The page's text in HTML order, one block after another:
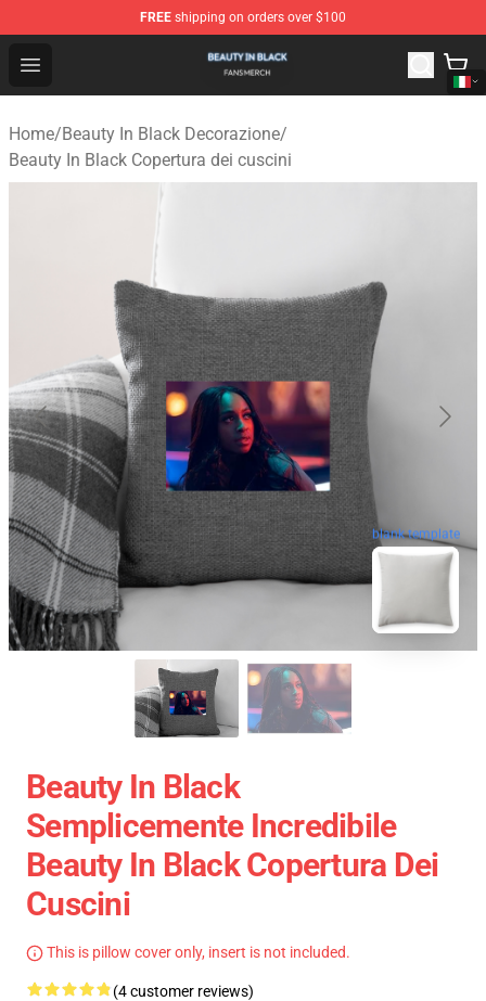
FREE shipping on orders over $100
Open menu
Beauty In Black Shop - Official Beauty In Black
Home/Beauty In Black Decorazione/
Beauty In Black Copertura dei cuscini
blank template
Beauty In Black
Semplicemente Incredibile
Beauty In Black Copertura Dei
Cuscini
This is pillow cover only, insert is not included.
(4 customer reviews)